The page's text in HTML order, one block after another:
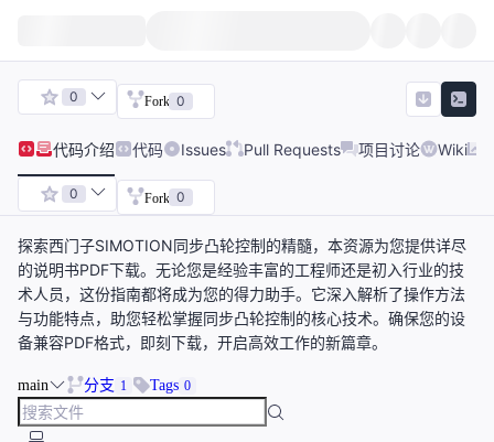
0 Fork 0
代码介绍 代码 Issues Pull Requests 项目讨论 Wiki
0 Fork 0
探索西门子SIMOTION同步凸轮控制的精髓，本资源为您提供详尽
的说明书PDF下载。无论您是经验丰富的工程师还是初入行业的技
术人员，这份指南都将成为您的得力助手。它深入解析了操作方法
与功能特点，助您轻松掌握同步凸轮控制的核心技术。确保您的设
备兼容PDF格式，即刻下载，开启高效工作的新篇章。
main 分支 1 Tags 0